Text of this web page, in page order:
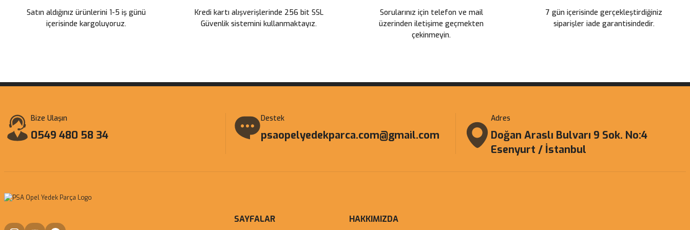
Satın aldığınız ürünlerini 1-5 iş günü
içerisinde kargoluyoruz.
Kredi kartı alışverişlerinde 256 bit SSL
Güvenlik sistemini kullanmaktayız.
Sorularınız için telefon ve mail
üzerinden iletişime geçmekten
çekinmeyin.
7 gün içerisinde gerçekleştirdiğiniz
siparişler iade garantisindedir.
Bize Ulaşın
0549 480 58 34
Destek
psaopelyedekparca.com@gmail.com
Adres
Doğan Araslı Bulvarı 9 Sok. No:4
Esenyurt / İstanbul
SAYFALAR HAKKIMIZDA